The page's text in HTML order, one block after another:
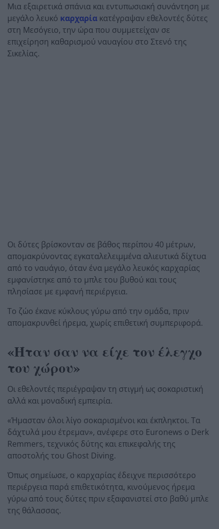
Μια εξαιρετικά σπάνια και εντυπωσιακή συνάντηση με
μεγάλο λευκό καρχαρία κατέγραψαν εθελοντές δύτες
στη Μεσόγειο, την ώρα που συμμετείχαν σε
επιχείρηση καθαρισμού ναυαγίου στο Στενό της
Σικελίας.
Οι δύτες βρίσκονταν σε βάθος περίπου 40 μέτρων,
απομακρύνοντας εγκαταλελειμμένα αλιευτικά δίχτυα
από το ναυάγιο, όταν ένα μεγάλο λευκός καρχαρίας
εμφανίστηκε από το μπλε του βυθού και τους
πλησίασε με εμφανή περιέργεια.
Το ζώο έκανε κύκλους γύρω από την ομάδα, πριν
απομακρυνθεί ήρεμα, χωρίς επιθετική συμπεριφορά.
«Ήταν σαν να είχε τον έλεγχο
του χώρου»
Οι εθελοντές περιέγραψαν τη στιγμή ως σοκαριστική
αλλά και μοναδική εμπειρία.
«Ήμασταν όλοι λίγο σοκαρισμένοι και έκπληκτοι. Τα
δάχτυλά μου έτρεμαν», ανέφερε στο Euronews ο Derk
Remmers, τεχνικός δύτης και επικεφαλής της
αποστολής του Ghost Diving.
Όπως σημείωσε, ο καρχαρίας έδειχνε περισσότερο
περιέργεια παρά επιθετικότητα, κινούμενος ήρεμα
γύρω από τους δύτες πριν εξαφανιστεί στο βαθύ μπλε
της θάλασσας.